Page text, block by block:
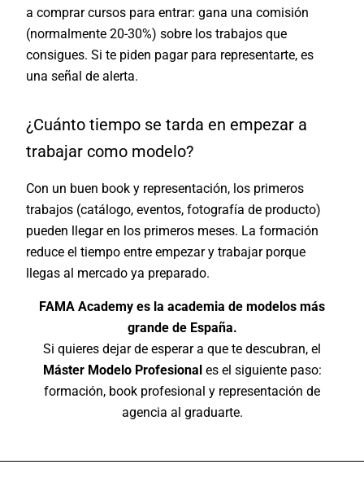
a comprar cursos para entrar: gana una comisión
(normalmente 20-30%) sobre los trabajos que
consigues. Si te piden pagar para representarte, es
una señal de alerta.
¿Cuánto tiempo se tarda en empezar a
trabajar como modelo?
Con un buen book y representación, los primeros
trabajos (catálogo, eventos, fotografía de producto)
pueden llegar en los primeros meses. La formación
reduce el tiempo entre empezar y trabajar porque
llegas al mercado ya preparado.
FAMA Academy es la academia de modelos más
grande de España.
Si quieres dejar de esperar a que te descubran, el
Máster Modelo Profesionales el siguiente paso:
formación, book profesional y representación de
agencia al graduarte.